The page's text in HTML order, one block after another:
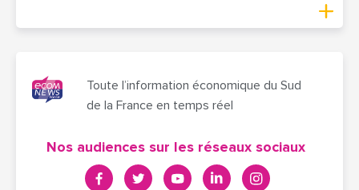
Toute l’information économique du Sud
de la France en temps réel
Nos audiences sur les réseaux sociaux